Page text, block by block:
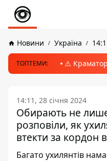
Новини Україна
ТОПТЕМИ: ⚠️
14:11, 28 січня 2024
Обирають не
розповіли, як
втекти за кордон
Багато ухилянтів